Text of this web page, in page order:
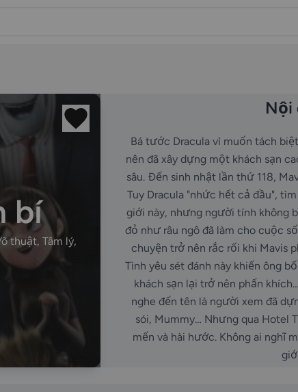
bí
thuật, Tâm lý,
Nội
Bá tước Dracula vì muốn tách
nên đã xây dựng một khách sạn
sâu. Đến sinh nhật lần thứ 118,
Tuy Dracula "nhức hết cả đầu",
giới này, nhưng người tính không
đỏ như râu ngô đã làm cho cuộc
chuyện trở nên rắc rối khi Mavis
Tình yêu sét đánh này khiến ông
khách sạn lại trở nên phấn
nghe đến tên là người xem đã
sói, Mummy… Nhưng qua Hotel
mến và hài hước. Không ai nghĩ